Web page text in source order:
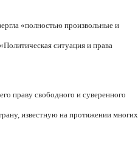
«полностью произвольные и
ситуация и права
праву свободного и суверенного
известную на протяжении многих